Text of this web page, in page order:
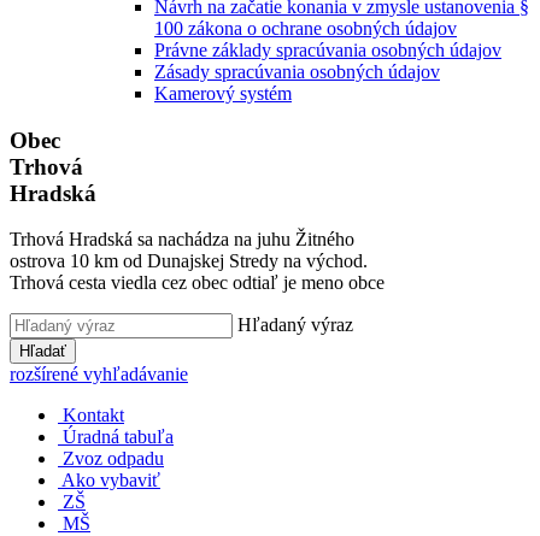
Návrh na začatie konania v zmysle ustanovenia §
100 zákona o ochrane osobných údajov
Právne základy spracúvania osobných údajov
Zásady spracúvania osobných údajov
Kamerový systém
Obec
Trhová
Hradská
Trhová Hradská sa nachádza na juhu Žitného
ostrova 10 km od Dunajskej Stredy na východ.
Trhová cesta viedla cez obec odtiaľ je meno obce
Hľadaný výraz
Hľadať
rozšírené vyhľadávanie
Kontakt
Úradná tabuľa
Zvoz odpadu
Ako vybaviť
ZŠ
MŠ